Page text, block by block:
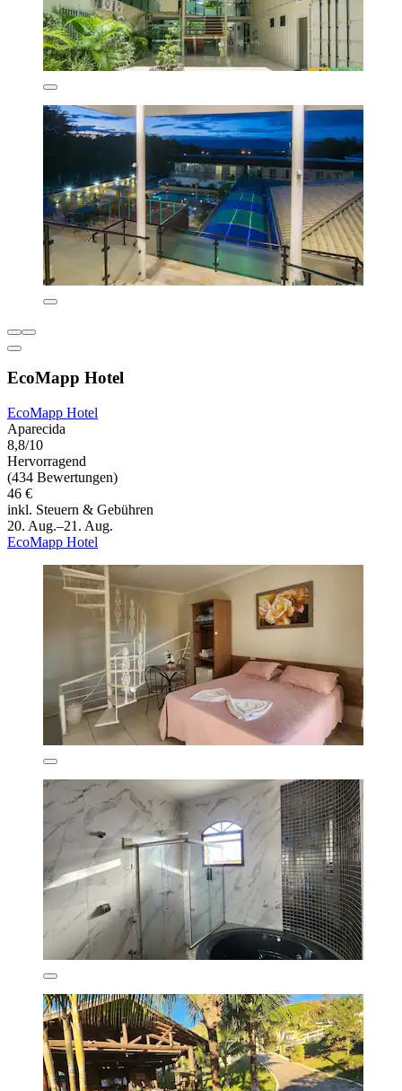
EcoMapp Hotel
EcoMapp Hotel
Aparecida
8,8/10
Hervorragend
(434 Bewertungen)
46 €
inkl. Steuern & Gebühren
20. Aug.–21. Aug.
EcoMapp Hotel